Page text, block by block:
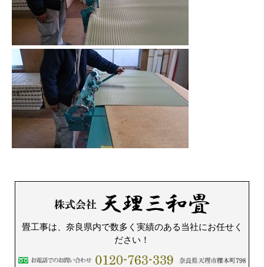
畳工事は、奈良県内で数多く実績のある当社にお任せく
ださい！